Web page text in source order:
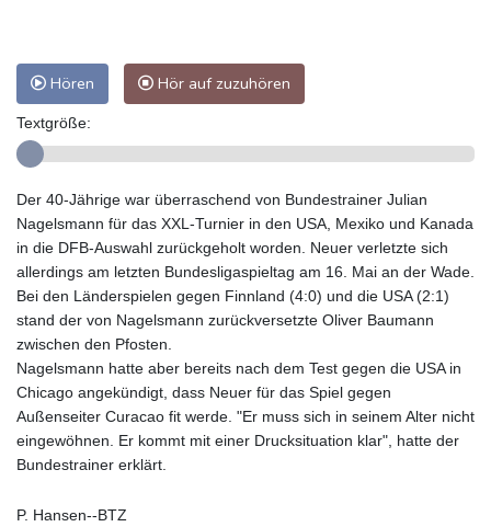
Hören Hör auf zuzuhören
Textgröße:
Der 40-Jährige war überraschend von Bundestrainer Julian
Nagelsmann für das XXL-Turnier in den USA, Mexiko und Kanada
in die DFB-Auswahl zurückgeholt worden. Neuer verletzte sich
allerdings am letzten Bundesligaspieltag am 16. Mai an der Wade.
Bei den Länderspielen gegen Finnland (4:0) und die USA (2:1)
stand der von Nagelsmann zurückversetzte Oliver Baumann
zwischen den Pfosten.
Nagelsmann hatte aber bereits nach dem Test gegen die USA in
Chicago angekündigt, dass Neuer für das Spiel gegen
Außenseiter Curacao fit werde. "Er muss sich in seinem Alter nicht
eingewöhnen. Er kommt mit einer Drucksituation klar", hatte der
Bundestrainer erklärt.
P. Hansen--BTZ